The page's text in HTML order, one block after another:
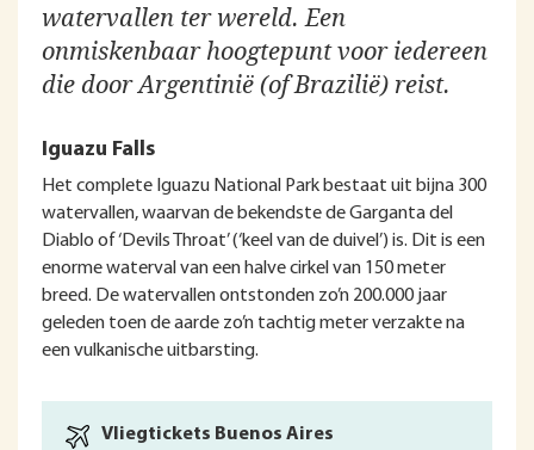
watervallen ter wereld. Een
onmiskenbaar hoogtepunt voor iedereen
die door Argentinië (of Brazilië) reist.
Iguazu Falls
Het complete Iguazu National Park bestaat uit bijna 300
watervallen, waarvan de bekendste de Garganta del
Diablo of ‘Devils Throat’ (‘keel van de duivel’) is. Dit is een
enorme waterval van een halve cirkel van 150 meter
breed. De watervallen ontstonden zo’n 200.000 jaar
geleden toen de aarde zo’n tachtig meter verzakte na
een vulkanische uitbarsting.
Vliegtickets Buenos Aires